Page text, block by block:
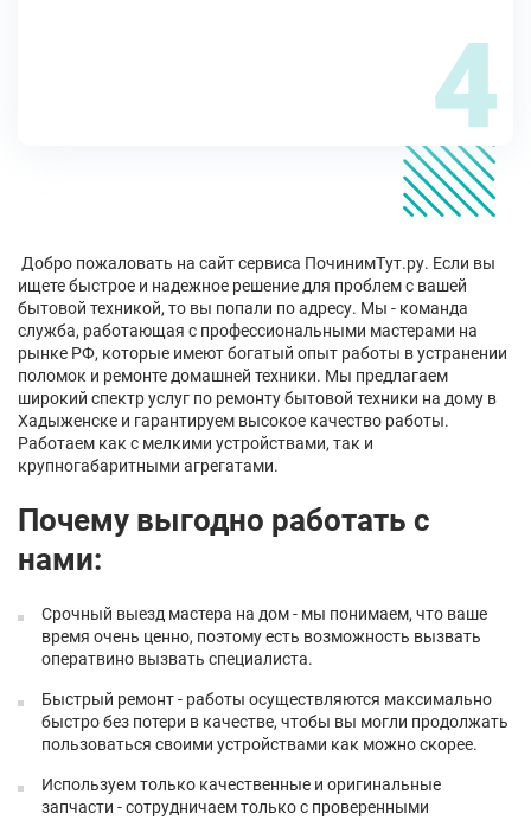
4
Добро пожаловать на сайт сервиса ПочинимТут.ру. Если вы
ищете быстрое и надежное решение для проблем с вашей
бытовой техникой, то вы попали по адресу. Мы - команда
служба, работающая с профессиональными мастерами на
рынке РФ, которые имеют богатый опыт работы в устранении
поломок и ремонте домашней техники. Мы предлагаем
широкий спектр услуг по ремонту бытовой техники на дому в
Хадыженске и гарантируем высокое качество работы.
Работаем как с мелкими устройствами, так и
крупногабаритными агрегатами.
Почему выгодно работать с
нами:
Срочный выезд мастера на дом - мы понимаем, что ваше
время очень ценно, поэтому есть возможность вызвать
оператвино вызвать специалиста.
Быстрый ремонт - работы осуществляются максимально
быстро без потери в качестве, чтобы вы могли продолжать
пользоваться своими устройствами как можно скорее.
Используем только качественные и оригинальные
запчасти - сотрудничаем только с проверенными